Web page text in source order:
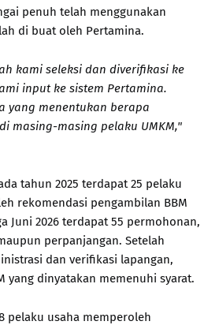
penuh telah menggunakan
di buat oleh Pertamina.
kami seleksi dan diverifikasi ke
input ke sistem Pertamina.
yang menentukan berapa
masing-masing pelaku UMKM,"
tahun 2025 terdapat 25 pelaku
rekomendasi pengambilan BBM
Juni 2026 terdapat 55 permohonan,
perpanjangan. Setelah
dan verifikasi lapangan,
yang dinyatakan memenuhi syarat.
pelaku usaha memperoleh